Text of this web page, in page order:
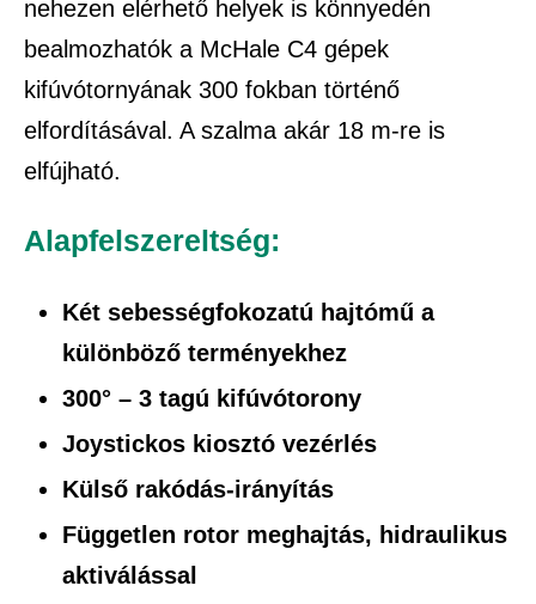
nehezen elérhető helyek is könnyedén
bealmozhatók a McHale C4 gépek
kifúvótornyának 300 fokban történő
elfordításával. A szalma akár 18 m-re is
elfújható.
Alapfelszereltség:
Két sebességfokozatú hajtómű a
különböző terményekhez
300° – 3 tagú kifúvótorony
Joystickos kiosztó vezérlés
Külső rakódás-irányítás
Független rotor meghajtás, hidraulikus
aktiválással